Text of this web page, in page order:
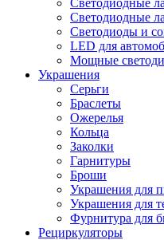
Светодиодные
Светодиоды и
LED для
Мощные
Украшения
Серьги
Браслеты
Ожерелья
Кольца
Заколки
Гарнитуры
Броши
Украшения для
Украшения для
Фурнитура для
Рециркуляторы